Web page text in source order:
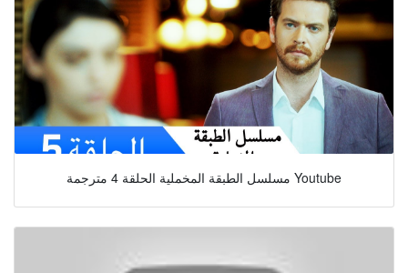
مسلسل الطبقة المخملية الحلقة 4 مترجمة Youtube